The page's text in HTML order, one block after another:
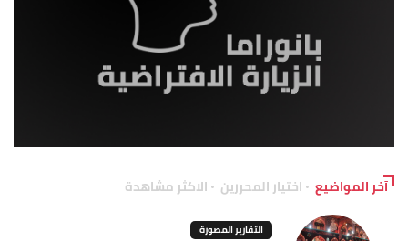
آخر المواضيع اختيار المحررين الاكثر مشاهدة
التقارير المصورة